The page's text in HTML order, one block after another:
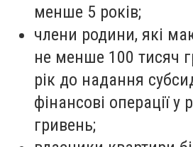
менше 5 років;
члени родини, які
не менше 100 тисяч
рік до надання
фінансові операції у
гривень;